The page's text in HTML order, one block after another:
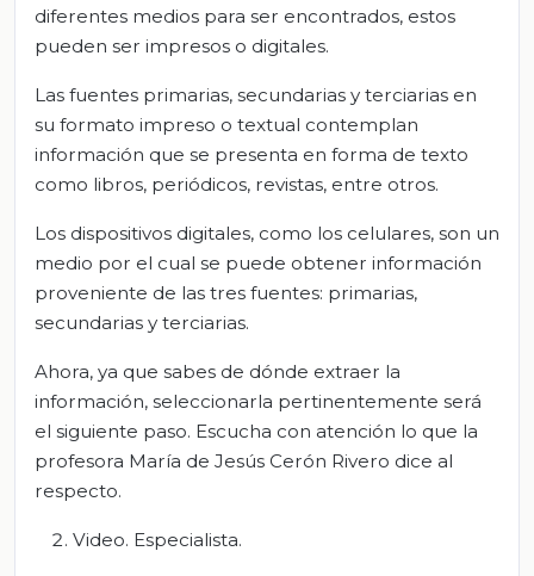
diferentes medios para ser encontrados, estos
pueden ser impresos o digitales.
Las fuentes primarias, secundarias y terciarias en
su formato impreso o textual contemplan
información que se presenta en forma de texto
como libros, periódicos, revistas, entre otros.
Los dispositivos digitales, como los celulares, son un
medio por el cual se puede obtener información
proveniente de las tres fuentes: primarias,
secundarias y terciarias.
Ahora, ya que sabes de dónde extraer la
información, seleccionarla pertinentemente será
el siguiente paso. Escucha con atención lo que la
profesora María de Jesús Cerón Rivero dice al
respecto.
Video. Especialista.